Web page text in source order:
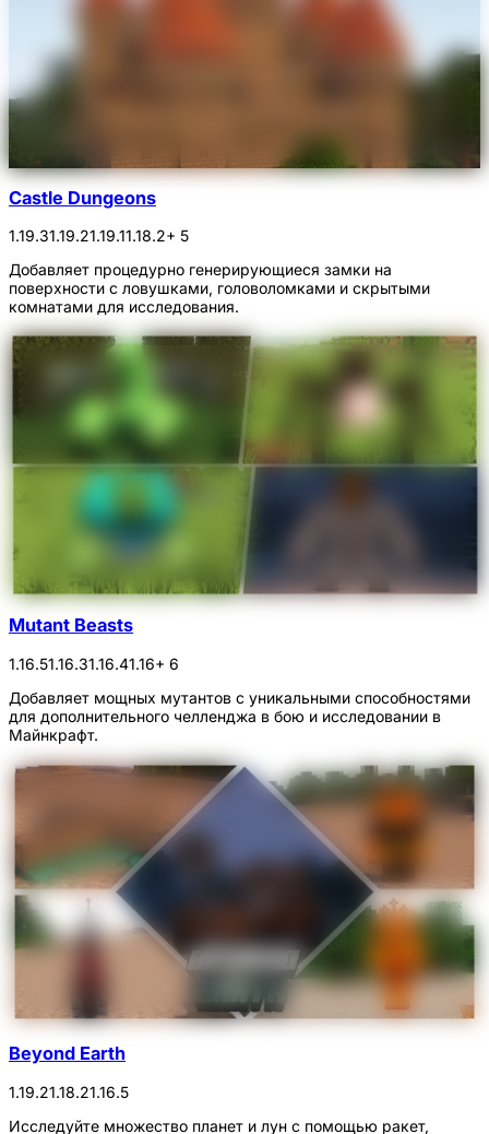
Castle Dungeons
1.19.31.19.21.19.11.18.2+ 5
Добавляет процедурно генерирующиеся замки на
поверхности с ловушками, головоломками и скрытыми
комнатами для исследования.
Mutant Beasts
1.16.51.16.31.16.41.16+ 6
Добавляет мощных мутантов с уникальными способностями
для дополнительного челленджа в бою и исследовании в
Майнкрафт.
Beyond Earth
1.19.21.18.21.16.5
Исследуйте множество планет и лун с помощью ракет,